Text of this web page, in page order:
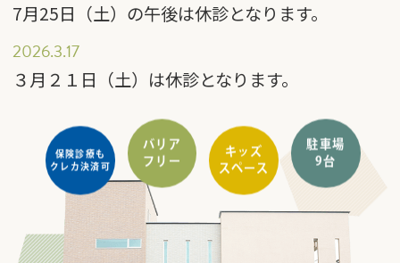
7月25日（土）の午後は休診となります。
2026.3.17
３月２１日（土）は休診となります。
保険診療も
クレカ決済可
バリア
フリー
キッズ
スペース
駐車場
9台